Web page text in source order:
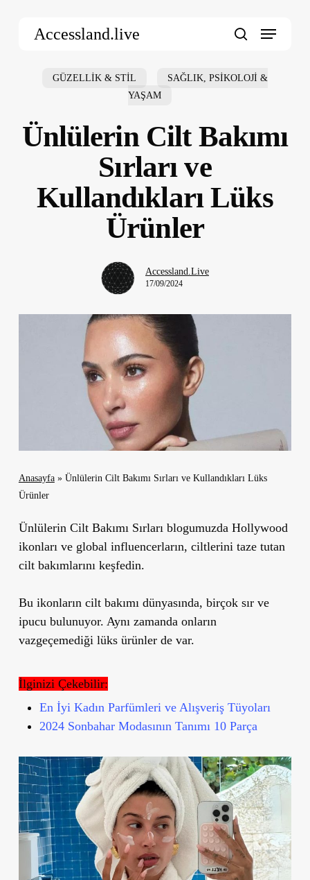
Accessland.live Menu
GÜZELLİK & STİL
SAĞLIK, PSİKOLOJİ &
YAŞAM
Ünlülerin Cilt Bakımı
Sırları ve
Kullandıkları Lüks
Ürünler
Accessland.Live
17/09/2024
Anasayfa» Ünlülerin Cilt Bakımı Sırları ve Kullandıkları Lüks
Ürünler
Ünlülerin Cilt Bakımı Sırları blogumuzda Hollywood
ikonları ve global influencerların, ciltlerini taze tutan
cilt bakımlarını keşfedin.
Bu ikonların cilt bakımı dünyasında, birçok sır ve
ipucu bulunuyor. Aynı zamanda onların
vazgeçemediği lüks ürünler de var.
İlginizi Çekebilir:
En İyi Kadın Parfümleri ve Alışveriş Tüyoları
2024 Sonbahar Modasının Tanımı 10 Parça